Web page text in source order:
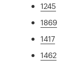
1245
1869
1417
1462